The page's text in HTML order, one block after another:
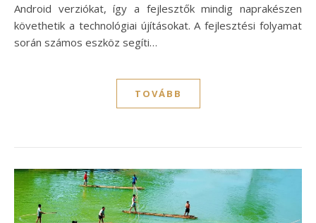
Android verziókat, így a fejlesztők mindig naprakészen
követhetik a technológiai újításokat. A fejlesztési folyamat
során számos eszköz segíti…
TOVÁBB